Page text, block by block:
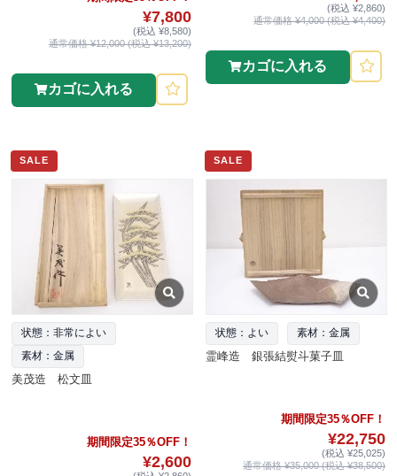
¥7,800
(税込 ¥8,580)
通常価格 ¥12,000 (税込 ¥13,200)
カゴに入れる
(税込 ¥2,860)
通常価格 ¥4,000 (税込 ¥4,400)
カゴに入れる
SALE
状態：非常によい
素材：金属
美茂造 松文皿
期間限定35％OFF！
¥2,600
SALE
状態：よい 素材：金属
霊峰造 銀張結熨斗菓子皿
期間限定35％OFF！
¥22,750
(税込 ¥25,025)
通常価格 ¥35,000 (税込 ¥38,500)